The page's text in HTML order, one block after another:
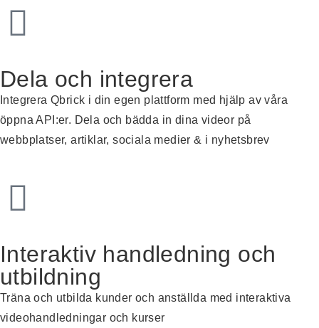
Dela och integrera
IntegreraQbrick i din egen plattform med hjälp av våra
öppna API:er. Dela och bädda in dina videor på
webbplatser, artiklar, sociala medier & i nyhetsbrev
Interaktiv handledning och
utbildning
Träna och utbilda kunder och anställda med interaktiva
videohandledningar och kurser